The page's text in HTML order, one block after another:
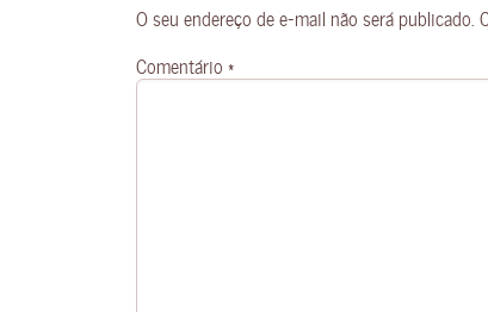
O seu endereço de e-mail não será publicado.
Comentário *